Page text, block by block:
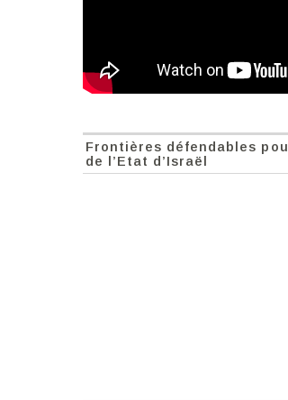
Frontières défendables
de l’Etat d’Israël